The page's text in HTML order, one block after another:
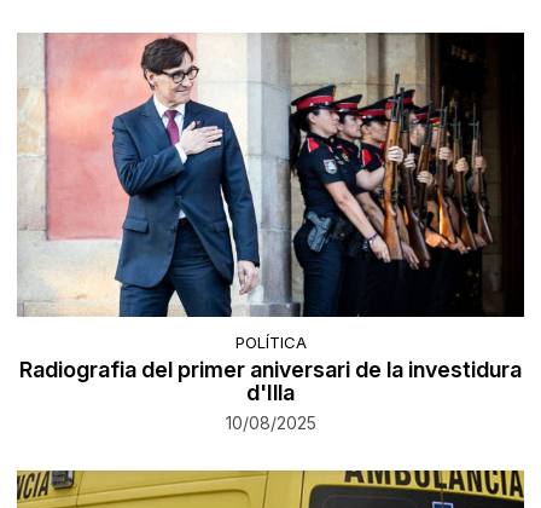
POLÍTICA
Radiografia del primer aniversari de la investidura
d'Illa
10/08/2025